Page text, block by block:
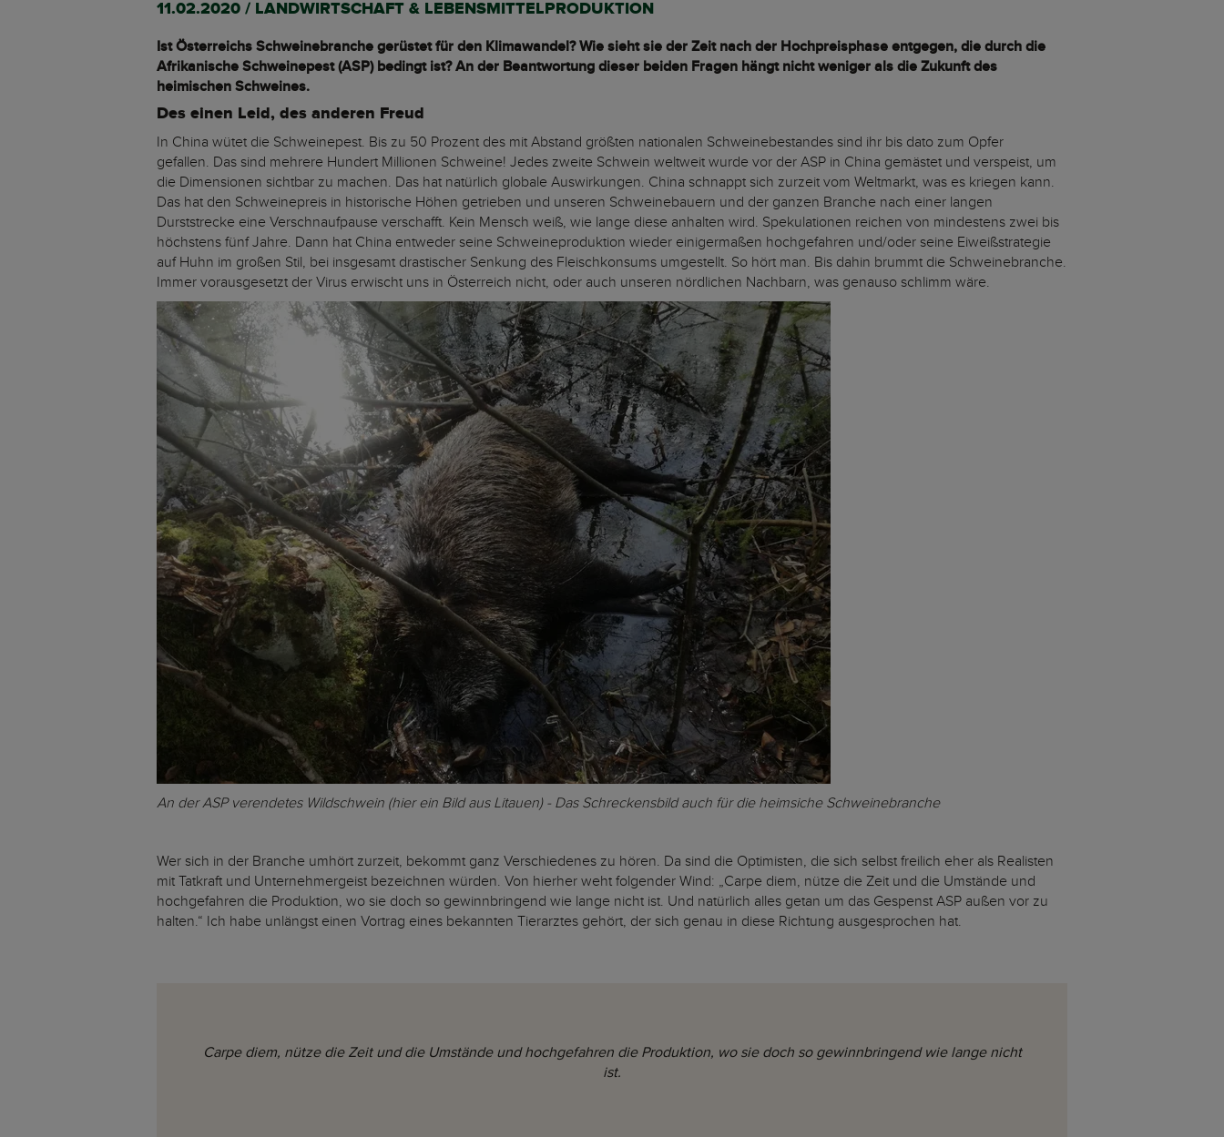
11.02.2020 / LANDWIRTSCHAFT & LEBENSMITTELPRODUKTION
Ist Österreichs Schweinebranche gerüstet für den Klimawandel? Wie sieht sie der Zeit nach der Hochpreisphase entgegen, die durch die
Afrikanische Schweinepest (ASP) bedingt ist? An der Beantwortung dieser beiden Fragen hängt nicht weniger als die Zukunft des
heimischen Schweines.
Des einen Leid, des anderen Freud
In China wütet die Schweinepest. Bis zu 50 Prozent des mit Abstand größten nationalen Schweinebestandes sind ihr bis dato zum Opfer
gefallen. Das sind mehrere Hundert Millionen Schweine! Jedes zweite Schwein weltweit wurde vor der ASP in China gemästet und verspeist, um
die Dimensionen sichtbar zu machen. Das hat natürlich globale Auswirkungen. China schnappt sich zurzeit vom Weltmarkt, was es kriegen kann.
Das hat den Schweinepreis in historische Höhen getrieben und unseren Schweinebauern und der ganzen Branche nach einer langen
Durststrecke eine Verschnaufpause verschafft. Kein Mensch weiß, wie lange diese anhalten wird. Spekulationen reichen von mindestens zwei bis
höchstens fünf Jahre. Dann hat China entweder seine Schweineproduktion wieder einigermaßen hochgefahren und/oder seine Eiweißstrategie
auf Huhn im großen Stil, bei insgesamt drastischer Senkung des Fleischkonsums umgestellt. So hört man. Bis dahin brummt die Schweinebranche.
Immer vorausgesetzt der Virus erwischt uns in Österreich nicht, oder auch unseren nördlichen Nachbarn, was genauso schlimm wäre.
An der ASP verendetes Wildschwein (hier ein Bild aus Litauen) - Das Schreckensbild auch für die heimsiche Schweinebranche
Wer sich in der Branche umhört zurzeit, bekommt ganz Verschiedenes zu hören. Da sind die Optimisten, die sich selbst freilich eher als Realisten
mit Tatkraft und Unternehmergeist bezeichnen würden. Von hierher weht folgender Wind: „Carpe diem, nütze die Zeit und die Umstände und
hochgefahren die Produktion, wo sie doch so gewinnbringend wie lange nicht ist. Und natürlich alles getan um das Gespenst ASP außen vor zu
halten.“ Ich habe unlängst einen Vortrag eines bekannten Tierarztes gehört, der sich genau in diese Richtung ausgesprochen hat.
Carpe diem, nütze die Zeit und die Umstände und hochgefahren die Produktion, wo sie doch so gewinnbringend wie lange nicht
ist.